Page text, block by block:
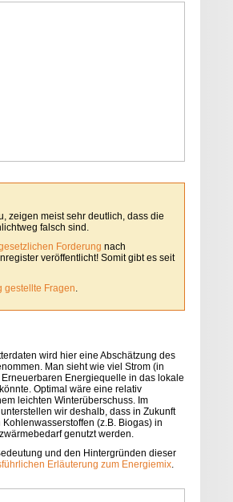
zeigen meist sehr deutlich, dass die
falsch sind.
Forderung nach
veröffentlicht! Somit gibt es seit
gestellte Fragen.
wird hier eine Abschätzung des
Man sieht wie viel Strom (in
Energiequelle in das lokale
Optimal wäre eine relativ
leichten Winterüberschuss. Im
wir deshalb, dass in Zukunft
(z.B. Biogas) in
genutzt werden.
und den Hintergründen dieser
Erläuterung zum Energiemix.